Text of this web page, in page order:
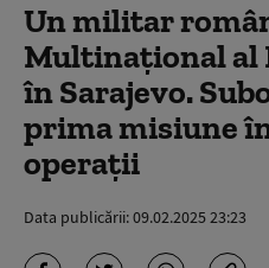
Un militar
Multinaţional al
în Sarajevo.
prima misiune
operații
Data publicării:09.02.2025 23:23